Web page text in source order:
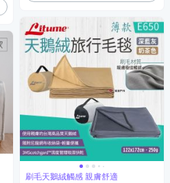
刷毛天鵝絨觸感 親膚舒適